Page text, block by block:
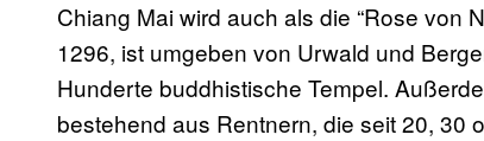
Chiang Mai wird auch als die “Rose von
1296, ist umgeben von Urwald und
Hunderte buddhistische Tempel.
bestehend aus Rentnern, die seit 20, 30